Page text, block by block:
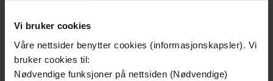
Vi bruker cookies
Våre nettsider benytter cookies (informasjonskapsler). Vi
bruker cookies til:
Nødvendige funksjoner på nettsiden (Nødvendige)
Undertittel
My Playbook for Making a Fortune on the
Stock Market - the essential guide to